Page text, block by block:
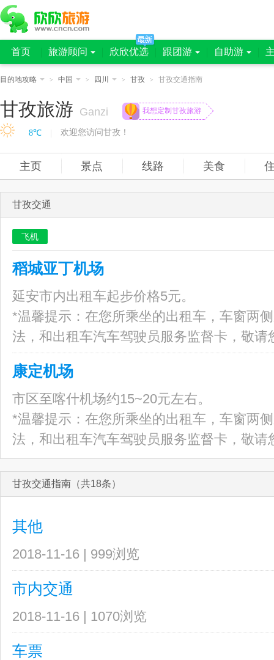
首页 旅游顾问 欣欣优选 跟团游 自助游
目的地攻略 > 中国 > 四川 > 甘孜 > 甘孜交通指南
甘孜旅游 Ganzi 我想定制甘孜旅游
8℃ 欢迎您访问甘孜！
主页 景点 线路 美食
甘孜交通
飞机
稻城亚丁机场
延安市内出租车起步价格5元。
*温馨提示：在您所乘坐的出租车，车窗两
法，和出租车汽车驾驶员服务监督卡，敬请
康定机场
市区至喀什机场约15~20元左右。
*温馨提示：在您所乘坐的出租车，车窗两
法，和出租车汽车驾驶员服务监督卡，敬请
甘孜交通指南（共18条）
其他
2018-11-16 | 999浏览
市内交通
2018-11-16 | 1070浏览
车票